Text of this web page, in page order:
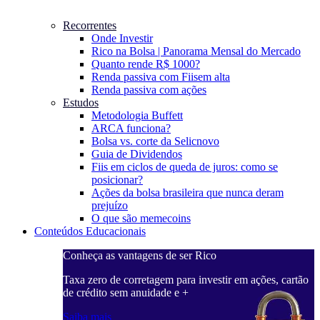
Recorrentes
Onde Investir
Rico na Bolsa | Panorama Mensal do Mercado
Quanto rende R$ 1000?
Renda passiva com Fiisem alta
Renda passiva com ações
Estudos
Metodologia Buffett
ARCA funciona?
Bolsa vs. corte da Selicnovo
Guia de Dividendos
Fiis em ciclos de queda de juros: como se
posicionar?
Ações da bolsa brasileira que nunca deram
prejuízo
O que são memecoins
Conteúdos Educacionais
Conheça as vantagens de ser Rico
Taxa zero de corretagem para investir em ações, cartão
de crédito sem anuidade e +
Saiba mais